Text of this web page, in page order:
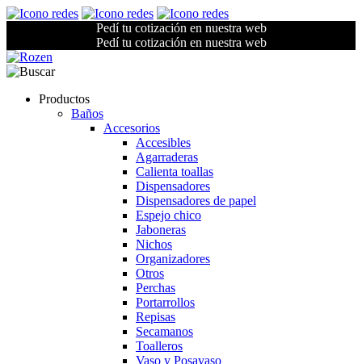
Pedí tu cotización en nuestra web
Pedí tu cotización en nuestra web
Productos
Baños
Accesorios
Accesibles
Agarraderas
Calienta toallas
Dispensadores
Dispensadores de papel
Espejo chico
Jaboneras
Nichos
Organizadores
Otros
Perchas
Portarrollos
Repisas
Secamanos
Toalleros
Vaso y Posavaso